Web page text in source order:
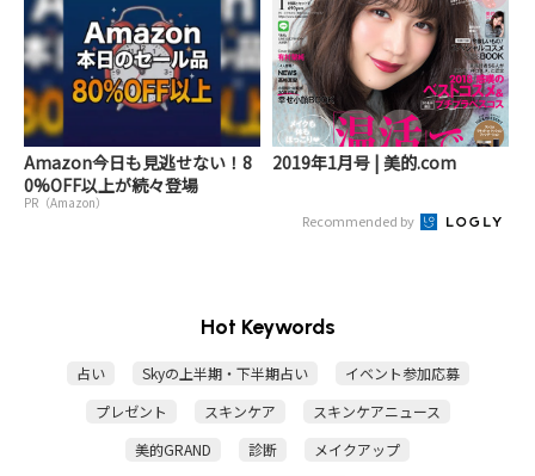
Amazon今日も見逃せない！8
0%OFF以上が続々登場
PR（Amazon）
2019年1月号 | 美的.com
Recommended by
Hot Keywords
占い Skyの上半期・下半期占い
イベント参加応募
プレゼント
スキンケア
スキンケアニュース
美的GRAND
診断
メイクアップ